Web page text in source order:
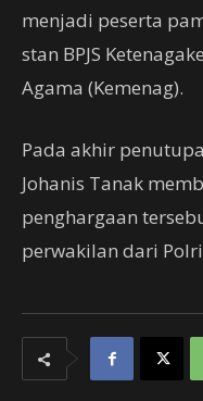
menjadi peserta
stan BPJS
Agama (Kemenag).
Pada akhir
Johanis Tanak
penghargaan
perwakilan dari